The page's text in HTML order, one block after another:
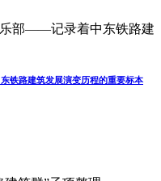
铁路建筑发展演变历程的重要标本